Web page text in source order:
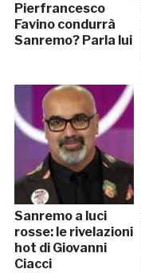
Pierfrancesco
Favino condurrà
Sanremo? Parla lui
Sanremo a luci
rosse: le rivelazioni
hot di Giovanni
Ciacci